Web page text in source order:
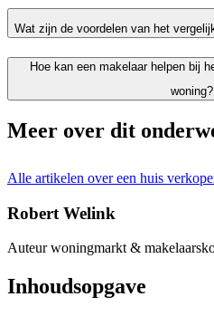
Wat zijn de voordelen van het
Hoe kan een makelaar helpen bij
woning?
Meer over dit
Alle artikelen overeen huis
Robert Welink
Auteur woningmarkt &
Inhoudsopgave